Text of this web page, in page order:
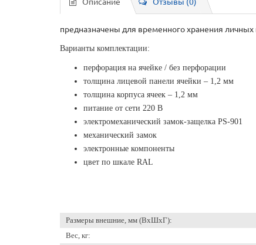
предназначены для временного хранения
Варианты комплектации:
перфорация на ячейке / без перфорации
толщина лицевой панели ячейки – 1,2 мм
толщина корпуса ячеек – 1,2 мм
питание от сети 220 В
электромеханический замок-защелка PS-901
механический замок
электронные компоненты
цвет по шкале RAL
Размеры внешние, мм (ВхШхГ):
Вес, кг: